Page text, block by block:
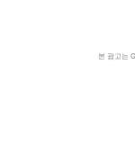
본 광고는